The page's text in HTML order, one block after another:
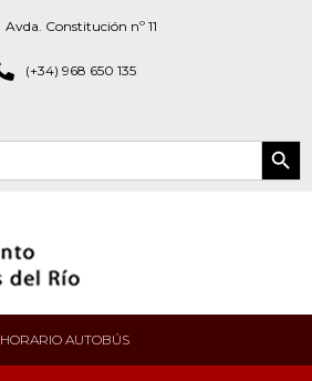
Avda. Constitución nº 11
(+34) 968 650 135
Botón de
HORARIO AUTOBÚS